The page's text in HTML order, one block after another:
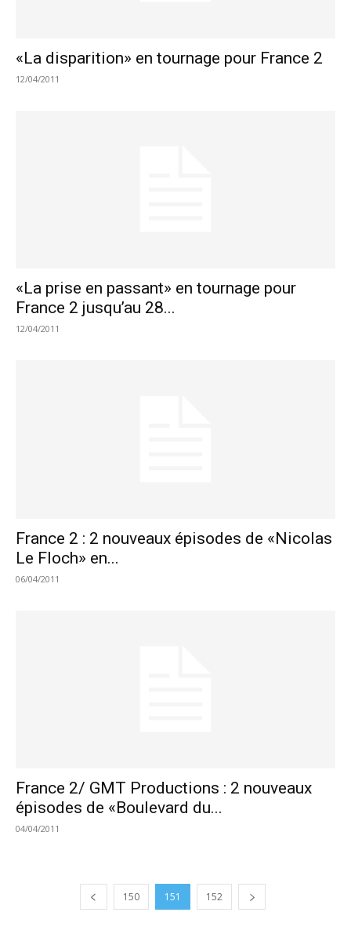
«La disparition» en tournage pour France 2
12/04/2011
«La prise en passant» en tournage pour
France 2 jusqu’au 28...
12/04/2011
France 2 : 2 nouveaux épisodes de «Nicolas
Le Floch» en...
06/04/2011
France 2/ GMT Productions : 2 nouveaux
épisodes de «Boulevard du...
04/04/2011
150 151 152